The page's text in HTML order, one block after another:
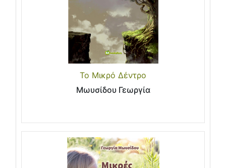
Το Μικρό Δέντρο
Μωυσίδου Γεωργία